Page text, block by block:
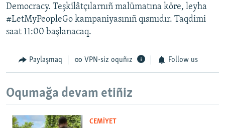
Democracy. Teşkilâtçılarnıñ malümatına köre, leyha
‪#‎LetMyPeopleGo kampaniyasınıñ qısmıdır. Taqdimi
saat 11:00 başlanacaq.
Paylaşmaq VPN-siz oquñız Follow us
Oqumağa devam etiñiz
CEMİYET